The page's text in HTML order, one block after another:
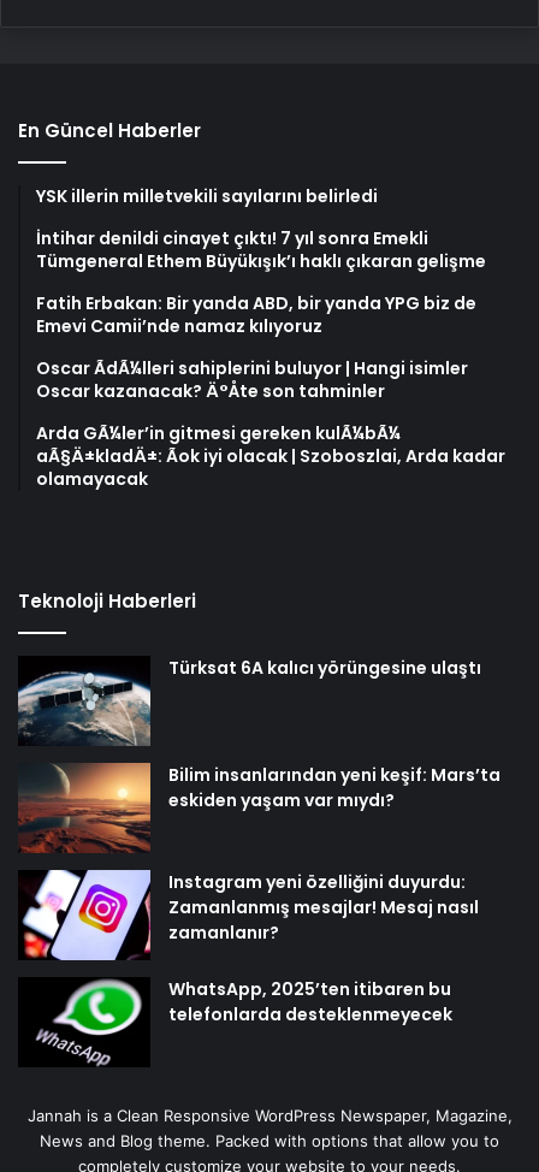
En Güncel Haberler
YSK illerin milletvekili sayılarını belirledi
İntihar denildi cinayet çıktı! 7 yıl sonra Emekli
Tümgeneral Ethem Büyükışık’ı haklı çıkaran gelişme
Fatih Erbakan: Bir yanda ABD, bir yanda YPG biz de
Emevi Camii’nde namaz kılıyoruz
Oscar ÃdÃ¼lleri sahiplerini buluyor | Hangi isimler
Oscar kazanacak? Ä°Åte son tahminler
Arda GÃ¼ler’in gitmesi gereken kulÃ¼bÃ¼
aÃ§Ä±kladÄ±: Ãok iyi olacak | Szoboszlai, Arda kadar
olamayacak
Teknoloji Haberleri
Türksat 6A kalıcı yörüngesine ulaştı
Bilim insanlarından yeni keşif: Mars’ta
eskiden yaşam var mıydı?
Instagram yeni özelliğini duyurdu:
Zamanlanmış mesajlar! Mesaj nasıl
zamanlanır?
WhatsApp, 2025’ten itibaren bu
telefonlarda desteklenmeyecek
Jannah is a Clean Responsive WordPress Newspaper, Magazine,
News and Blog theme. Packed with options that allow you to
completely customize your website to your needs.